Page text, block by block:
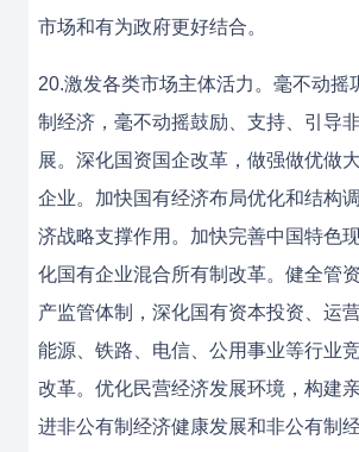
市场和有为政府更好结合。
20.激发各类市场主体活力。毫不动摇
制经济，毫不动摇鼓励、支持、引导
展。深化国资国企改革，做强做优做
企业。加快国有经济布局优化和结构
济战略支撑作用。加快完善中国特色
化国有企业混合所有制改革。健全管
产监管体制，深化国有资本投资、运
能源、铁路、电信、公用事业等行业
改革。优化民营经济发展环境，构建
进非公有制经济健康发展和非公有制